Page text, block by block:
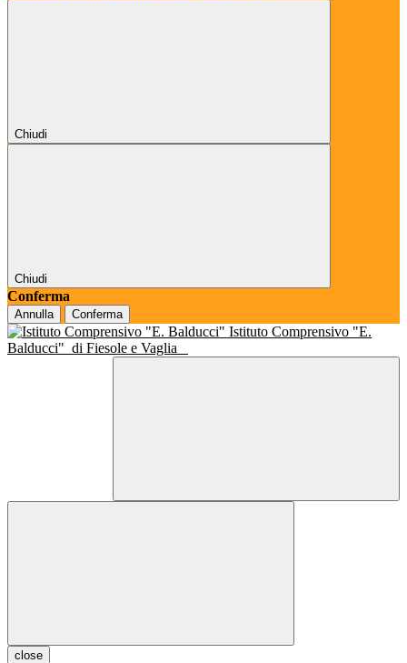
Chiudi
Chiudi
Conferma
Annulla Conferma
Istituto Comprensivo "E.
Balducci" di Fiesole e Vaglia
close